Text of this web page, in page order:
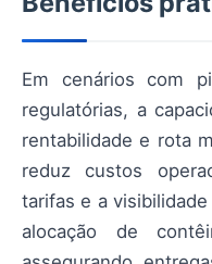
Em cenários com
regulatórias, a
rentabilidade e rota
reduz custos
tarifas e a
alocação de